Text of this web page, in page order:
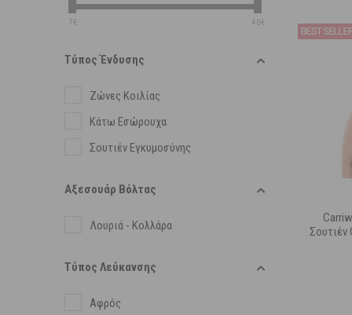
7€ 40€
Τύπος Ένδυσης
Ζώνες Κοιλίας
Κάτω Εσώρουχα
Σουτιέν Εγκυμοσύνης
Αξεσουάρ Βόλτας
Λουριά - Κολλάρα
Τύπος Λεύκανσης
Αφρός